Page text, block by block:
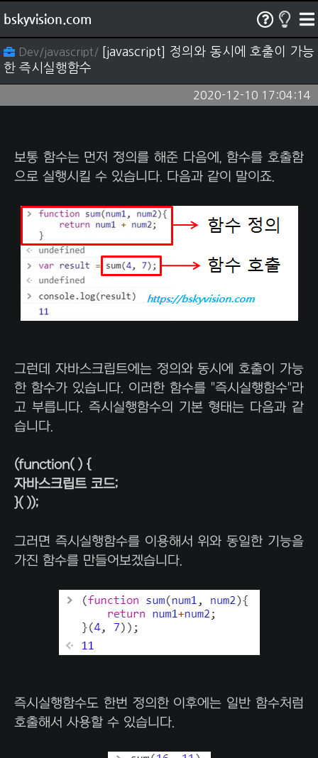
bskyvision.com
Dev/javascript/ [javascript] 정의와 동시에 호출이 가능
한 즉시실행함수
2020-12-10 17:04:14
보통 함수는 먼저 정의를 해준 다음에, 함수를 호출함
으로 실행시킬 수 있습니다. 다음과 같이 말이죠.
그런데 자바스크립트에는 정의와 동시에 호출이 가능
한 함수가 있습니다. 이러한 함수를 "즉시실행함수"라
고 부릅니다. 즉시실행함수의 기본 형태는 다음과 같
습니다.
(function( ) {
자바스크립트 코드;
}( ));
그러면 즉시실행함수를 이용해서 위와 동일한 기능을
가진 함수를 만들어보겠습니다.
즉시실행함수도 한번 정의한 이후에는 일반 함수처럼
호출해서 사용할 수 있습니다.